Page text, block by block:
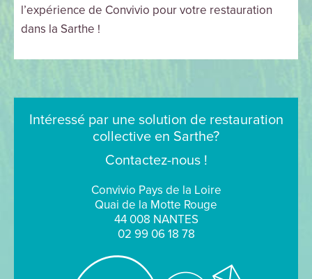
l’expérience de Convivio pour votre restauration
dans la Sarthe !
Intéressé par une solution de restauration
collective en Sarthe?
Contactez-nous !
Convivio Pays de la Loire
Quai de la Motte Rouge
44 008 NANTES
02 99 06 18 78